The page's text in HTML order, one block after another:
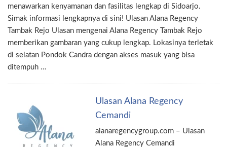
menawarkan kenyamanan dan fasilitas lengkap di Sidoarjo.
Simak informasi lengkapnya di sini! Ulasan Alana Regency
Tambak Rejo Ulasan mengenai Alana Regency Tambak Rejo
memberikan gambaran yang cukup lengkap. Lokasinya terletak
di selatan Pondok Candra dengan akses masuk yang bisa
ditempuh …
Ulasan Alana Regency
Cemandi
alanaregencygroup.com – Ulasan
Alana Regency Cemandi